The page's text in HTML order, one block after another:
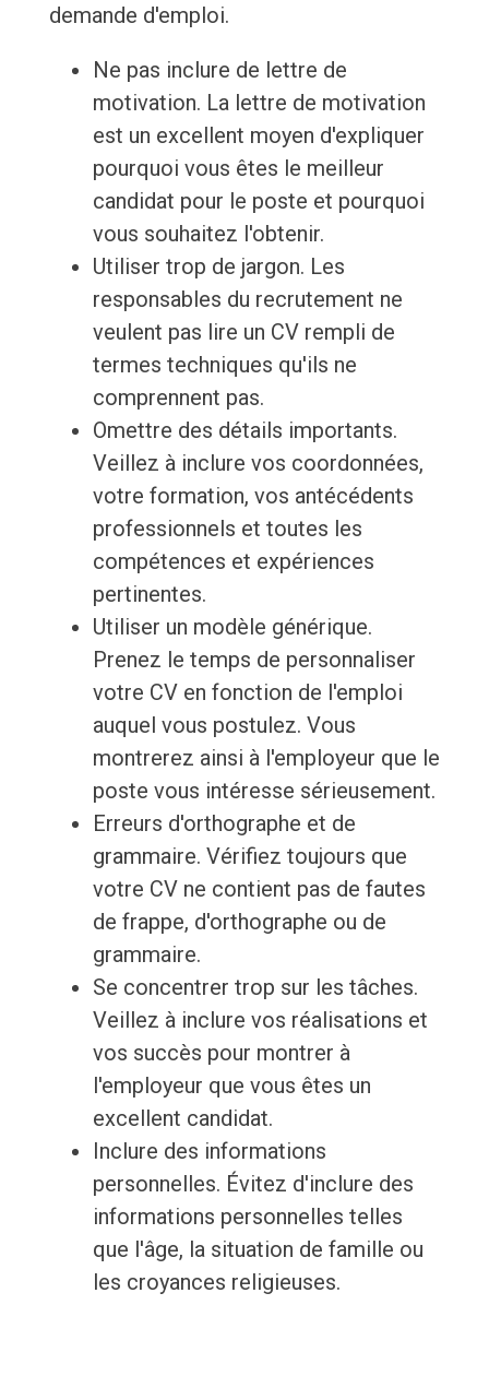
demande d'emploi.
Ne pas inclure de lettre de
motivation. La lettre de motivation
est un excellent moyen d'expliquer
pourquoi vous êtes le meilleur
candidat pour le poste et pourquoi
vous souhaitez l'obtenir.
Utiliser trop de jargon. Les
responsables du recrutement ne
veulent pas lire un CV rempli de
termes techniques qu'ils ne
comprennent pas.
Omettre des détails importants.
Veillez à inclure vos coordonnées,
votre formation, vos antécédents
professionnels et toutes les
compétences et expériences
pertinentes.
Utiliser un modèle générique.
Prenez le temps de personnaliser
votre CV en fonction de l'emploi
auquel vous postulez. Vous
montrerez ainsi à l'employeur que le
poste vous intéresse sérieusement.
Erreurs d'orthographe et de
grammaire. Vérifiez toujours que
votre CV ne contient pas de fautes
de frappe, d'orthographe ou de
grammaire.
Se concentrer trop sur les tâches.
Veillez à inclure vos réalisations et
vos succès pour montrer à
l'employeur que vous êtes un
excellent candidat.
Inclure des informations
personnelles. Évitez d'inclure des
informations personnelles telles
que l'âge, la situation de famille ou
les croyances religieuses.